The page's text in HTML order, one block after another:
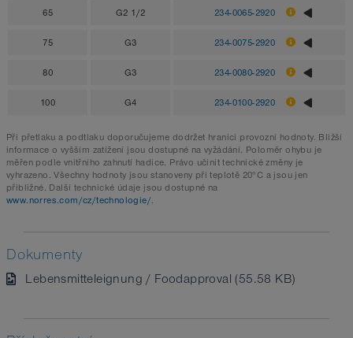
65 G2 1/2 234-0065-2920
75 G3 234-0075-2920
80 G3 234-0080-2920
100 G4 234-0100-2920
Při přetlaku a podtlaku doporučujeme dodržet hranici provozní hodnoty. Bližší
informace o vyšším zatížení jsou dostupné na vyžádání. Poloměr ohybu je
měřen podle vnitřního zahnutí hadice. Právo učinit technické změny je
vyhrazeno. Všechny hodnoty jsou stanoveny při teplotě 20°C a jsou jen
přibližné. Další technické údaje jsou dostupné na
www.norres.com/cz/technologie/.
Dokumenty
Lebensmitteleignung / Foodapproval (55.58 KB)